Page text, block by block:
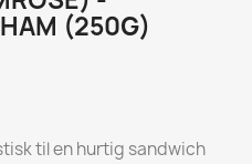
(250G)
til en hurtig sandwich